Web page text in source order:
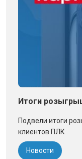
Итоги
Подвели итоги
клиентов ПЛК
Новости